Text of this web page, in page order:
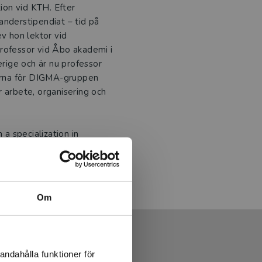
Om
funktioner för
vid KTH. Efter
– tid på
hon lektor vid
vid Åbo akademi i
och är nu professor
för DIGMA-gruppen
organisering och
specialization in
DIGMA-group at
and consequences